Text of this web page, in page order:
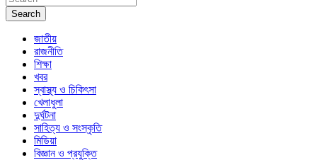
Search
জাতীয়
রাজনীতি
শিক্ষা
খবর
স্বাস্থ্য ও চিকিৎসা
খেলাধুলা
দুর্ঘটনা
সাহিত্য ও সংস্কৃতি
মিডিয়া
বিজ্ঞান ও প্রযুক্তি